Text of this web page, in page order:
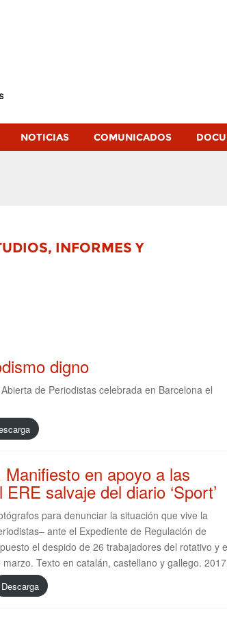
NOTICIAS COMUNICADOS
INFORMES Y
digno
de Periodistas celebrada en Barcelona el
Manifiesto en apoyo a las
salvaje del diario ‘Sport’
para denunciar la situación que vive la
ante el Expediente de Regulación de
el despido de 26 trabajadores del rotativo y
Texto en catalán, castellano y gallego.
Descarga